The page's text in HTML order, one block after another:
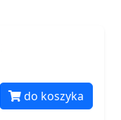
do koszyka